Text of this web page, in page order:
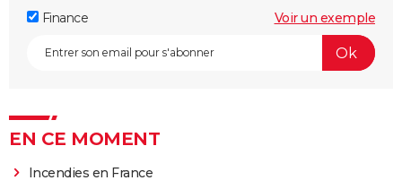
Finance Voir un exemple
EN CE MOMENT
Incendies en France